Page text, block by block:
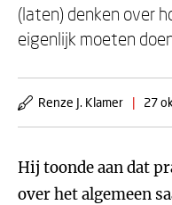
(laten) denken over
eigenlijk moeten
Renze J. Klamer | 27
Hij toonde aan dat
over het algemeen